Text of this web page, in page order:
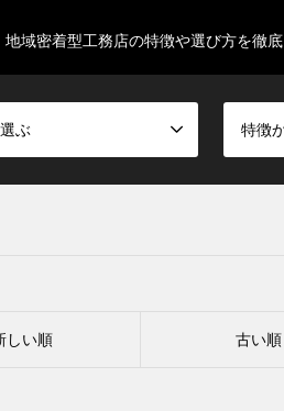
地域密着型工務店の特徴や選び方を徹底
ぶ 特徴
しい順 古い順